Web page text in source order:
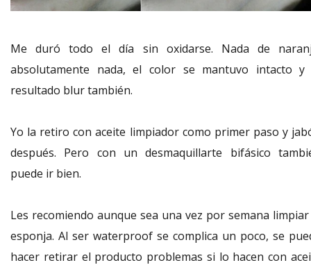
Me duró todo el día sin oxidarse. Nada de
absolutamente nada, el color se mantuvo intacto y
resultado blur también.
Yo la retiro con aceite limpiador como primer paso y
después. Pero con un desmaquillarte bifásico
puede ir bien.
Les recomiendo aunque sea una vez por semana
esponja. Al ser waterproof se complica un poco, se
hacer retirar el producto problemas si lo hacen con